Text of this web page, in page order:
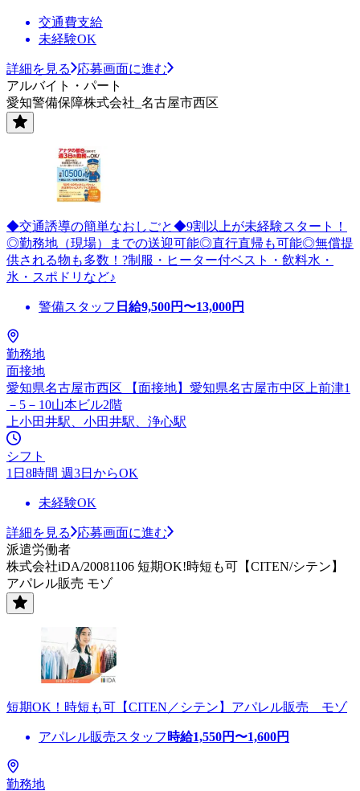
交通費支給
未経験OK
詳細を見る
応募画面に進む
アルバイト・パート
愛知警備保障株式会社_名古屋市西区
◆交通誘導の簡単なおしごと◆9割以上が未経験スタート！
◎勤務地（現場）までの送迎可能◎直行直帰も可能◎無償提
供される物も多数！?制服・ヒーター付ベスト・飲料水・
氷・スポドリなど♪
警備スタッフ 日給9,500円〜13,000円
勤務地
面接地
愛知県名古屋市西区 【面接地】愛知県名古屋市中区上前津1
－5－10山本ビル2階
上小田井駅、小田井駅、浄心駅
シフト
1日8時間 週3日からOK
未経験OK
詳細を見る
応募画面に進む
派遣労働者
株式会社iDA/20081106 短期OK!時短も可【CITEN/シテン】
アパレル販売 モゾ
短期OK！時短も可【CITEN／シテン】アパレル販売 モゾ
アパレル販売スタッフ 時給1,550円〜1,600円
勤務地